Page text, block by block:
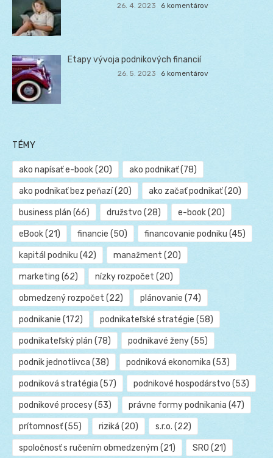
26. 4. 2023 6 komentárov
Etapy vývoja podnikových financií
26. 5. 2023 6 komentárov
TÉMY
ako napísať e-book(20) ako podnikať(78)
ako podnikať bez peňazí(20) ako začať podnikať(20)
business plán (66) družstvo (28) e-book(20)
eBook(21) financie (50) financovanie podniku (45)
kapitál podniku (42) manažment (20)
marketing (62) nízky rozpočet (20)
obmedzený rozpočet (22) plánovanie (74)
podnikanie (172) podnikateľské stratégie (58)
podnikateľský plán (78) podnikavé ženy(55)
podnik jednotlivca (38) podniková ekonomika (53)
podniková stratégia (57) podnikové hospodárstvo (53)
podnikové procesy(53) právne formy podnikania (47)
prítomnosť(55) riziká (20) s.r.o. (22)
spoločnosť s ručením obmedzeným (21) SRO (21)